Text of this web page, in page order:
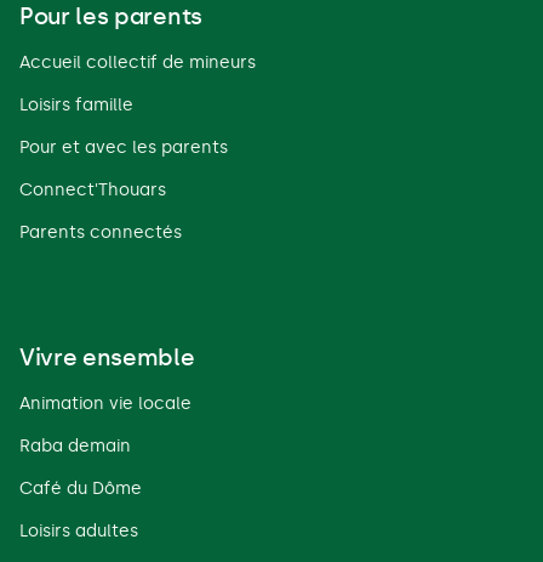
Pour les parents
Accueil collectif de mineurs
Loisirs famille
Pour et avec les parents
Connect'Thouars
Parents connectés
Vivre ensemble
Animation vie locale
Raba demain
Café du Dôme
Loisirs adultes